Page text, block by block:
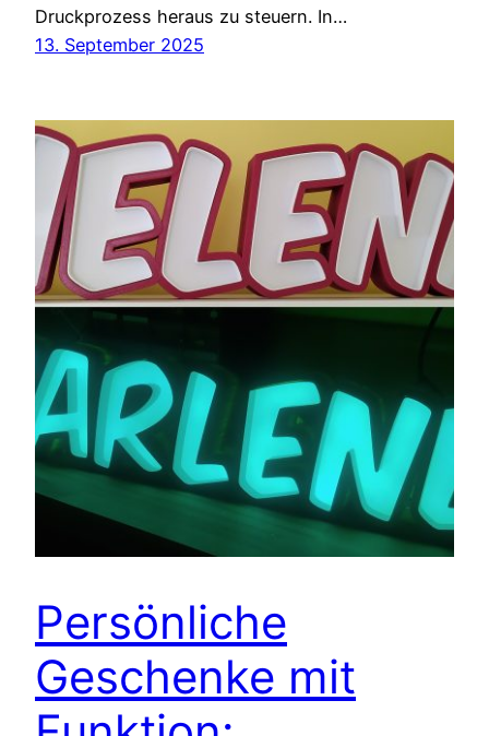
Druckprozess heraus zu steuern. In…
13. September 2025
Persönliche
Geschenke mit